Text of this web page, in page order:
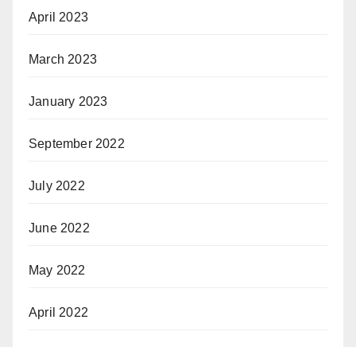
April 2023
March 2023
January 2023
September 2022
July 2022
June 2022
May 2022
April 2022